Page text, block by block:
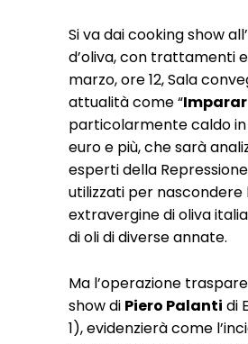
Si va dai cooking show
d’oliva, con trattamenti
marzo, ore 12, Sala
attualità come “
particolarmente caldo in
euro e più, che sarà
esperti della
utilizzati per nascondere
extravergine di oliva
di oli di diverse annate.
Ma l’operazione
show di Piero Palanti di
1), evidenzierà come